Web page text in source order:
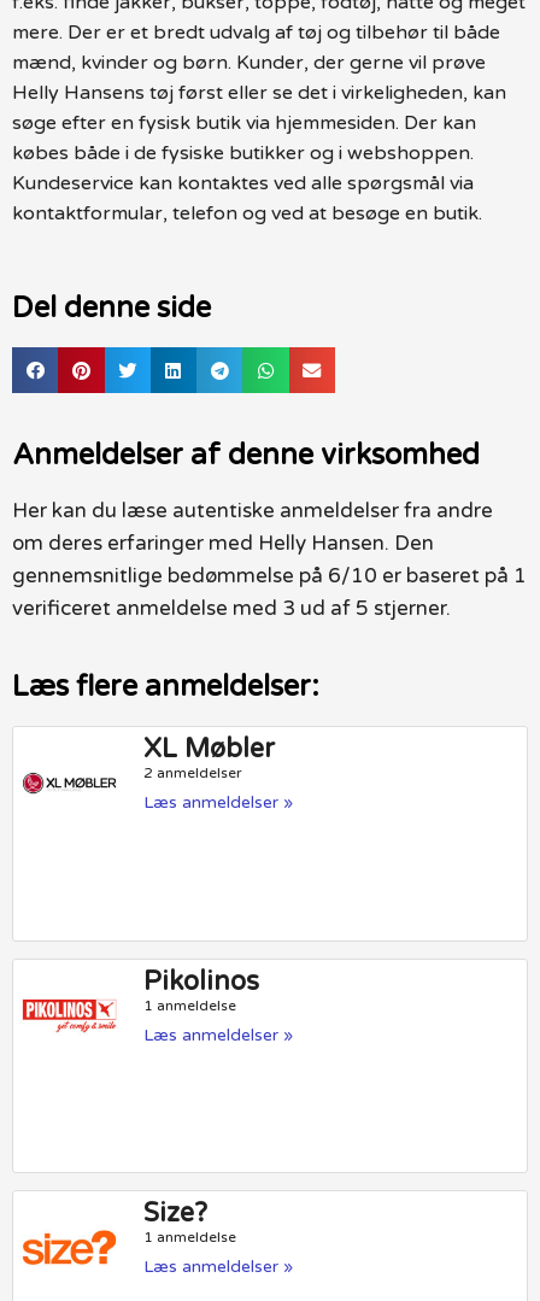
mere. Der er et bredt udvalg af tøj og tilbehør til både
mænd, kvinder og børn. Kunder, der gerne vil prøve
Helly Hansens tøj først eller se det i virkeligheden, kan
søge efter en fysisk butik via hjemmesiden. Der kan
købes både i de fysiske butikker og i webshoppen.
Kundeservice kan kontaktes ved alle spørgsmål via
kontaktformular, telefon og ved at besøge en butik.
Del denne side
Anmeldelser af denne virksomhed
Her kan du læse autentiske anmeldelser fra andre
om deres erfaringer med Helly Hansen. Den
gennemsnitlige bedømmelse på 6/10 er baseret på 1
verificeret anmeldelse med 3 ud af 5 stjerner.
Læs flere anmeldelser:
XL Møbler
2 anmeldelser
Læs anmeldelser »
Pikolinos
1 anmeldelse
Læs anmeldelser »
Size?
1 anmeldelse
Læs anmeldelser »